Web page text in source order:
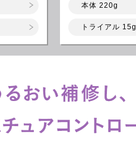
本体 220g
トライアル 15g